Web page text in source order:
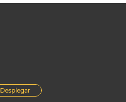
Desplegar